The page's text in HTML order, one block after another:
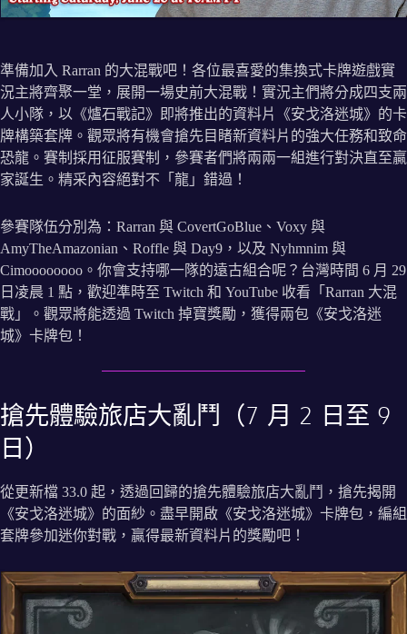
準備加入 Rarran 的大混戰吧！各位最喜愛的集換式卡牌遊戲實
況主將齊聚一堂，展開一場史前大混戰！實況主們將分成四支兩
人小隊，以《爐石戰記》即將推出的資料片《安戈洛迷城》的卡
牌構築套牌。觀眾將有機會搶先目睹新資料片的強大任務和致命
恐龍。賽制採用征服賽制，參賽者們將兩兩一組進行對決直至贏
家誕生。精采內容絕對不「龍」錯過！
參賽隊伍分別為：Rarran 與 CovertGoBlue、Voxy 與
AmyTheAmazonian、Roffle 與 Day9，以及 Nyhmnim 與
Cimoooooooo。你會支持哪一隊的遠古組合呢？台灣時間 6 月 29
日凌晨 1 點，歡迎準時至 Twitch 和 YouTube 收看「Rarran 大混
戰」。觀眾將能透過 Twitch 掉寶獎勵，獲得兩包《安戈洛迷
城》卡牌包！
搶先體驗旅店大亂鬥（7 月 2 日至 9
日）
從更新檔 33.0 起，透過回歸的搶先體驗旅店大亂鬥，搶先揭開
《安戈洛迷城》的面紗。盡早開啟《安戈洛迷城》卡牌包，編組
套牌參加迷你對戰，贏得最新資料片的獎勵吧！